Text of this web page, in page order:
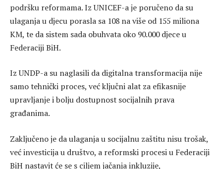
podršku reformama. Iz UNICEF-a je poručeno da su
ulaganja u djecu porasla sa 108 na više od 155 miliona
KM, te da sistem sada obuhvata oko 90.000 djece u
Federaciji BiH.
Iz UNDP-a su naglasili da digitalna transformacija nije
samo tehnički proces, već ključni alat za efikasnije
upravljanje i bolju dostupnost socijalnih prava
građanima.
Zaključeno je da ulaganja u socijalnu zaštitu nisu trošak,
već investicija u društvo, a reformski procesi u Federaciji
BiH nastavit će se s ciljem jačanja inkluzije,